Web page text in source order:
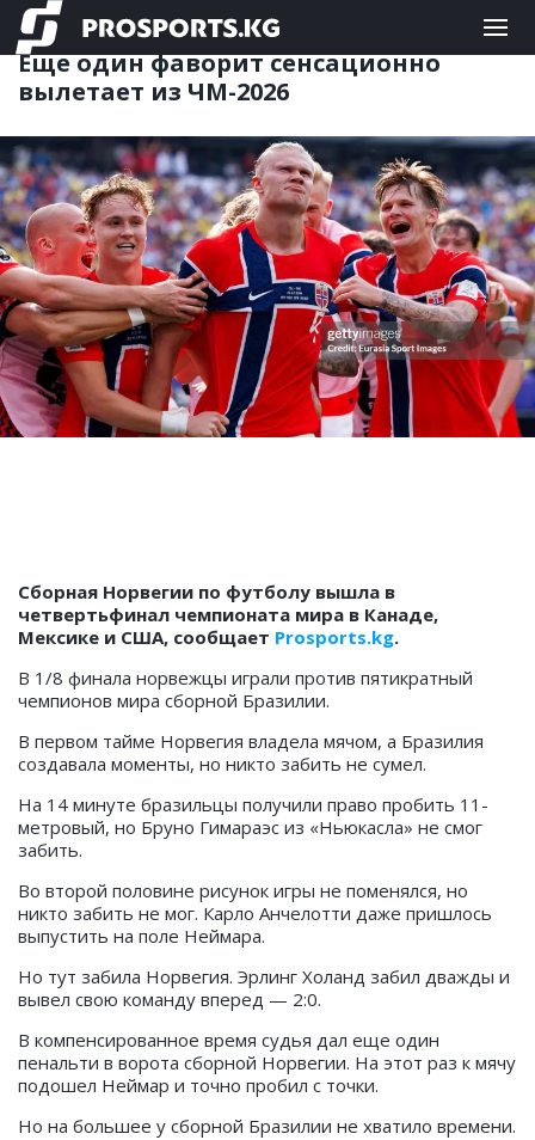
ФУТБОЛ 06.07.2026 06:19
Еще один фаворит сенсационно
вылетает из ЧМ-2026
Сборная Норвегии по футболу вышла в
четвертьфинал чемпионата мира в Канаде,
Мексике и США, сообщает Prosports.kg.
В 1/8 финала норвежцы играли против пятикратный
чемпионов мира сборной Бразилии.
В первом тайме Норвегия владела мячом, а Бразилия
создавала моменты, но никто забить не сумел.
На 14 минуте бразильцы получили право пробить 11-
метровый, но Бруно Гимараэс из «Ньюкасла» не смог
забить.
Во второй половине рисунок игры не поменялся, но
никто забить не мог. Карло Анчелотти даже пришлось
выпустить на поле Неймара.
Но тут забила Норвегия. Эрлинг Холанд забил дважды и
вывел свою команду вперед — 2:0.
В компенсированное время судья дал еще один
пенальти в ворота сборной Норвегии. На этот раз к мячу
подошел Неймар и точно пробил с точки.
Но на большее у сборной Бразилии не хватило времени.